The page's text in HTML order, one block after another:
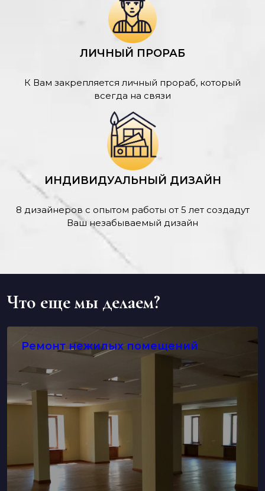
ЛИЧНЫЙ ПРОРАБ
К Вам закрепляется личный прораб, который
всегда на связи
ИНДИВИДУАЛЬНЫЙ ДИЗАЙН
8 дизайнеров с опытом работы от 5 лет создадут
Ваш незабываемый дизайн
Что еще мы делаем?
Ремонт нежилых помещений